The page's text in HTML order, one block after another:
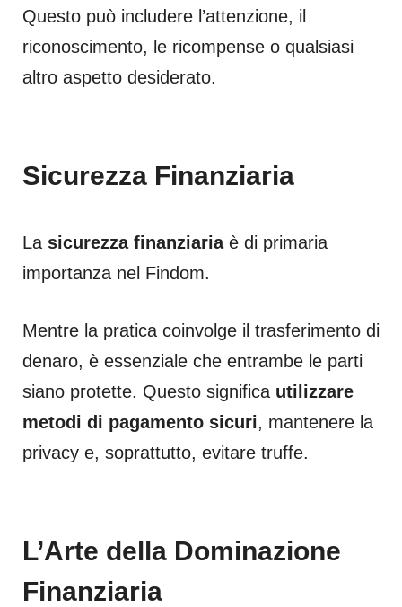
Questo può includere l’attenzione, il
riconoscimento, le ricompense o qualsiasi
altro aspetto desiderato.
Sicurezza Finanziaria
La sicurezza finanziariaè di primaria
importanza nel Findom.
Mentre la pratica coinvolge il trasferimento di
denaro, è essenziale che entrambe le parti
siano protette. Questo significa utilizzare
metodi di pagamento sicuri, mantenere la
privacy e, soprattutto, evitare truffe.
L’Arte della Dominazione
Finanziaria